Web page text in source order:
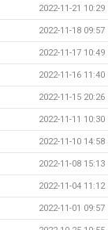
2022-11-21 10:29
2022-11-18 09:57
2022-11-17 10:49
2022-11-16 11:40
2022-11-15 20:26
2022-11-11 10:30
2022-11-10 14:58
2022-11-08 15:13
2022-11-04 11:12
2022-11-01 09:57